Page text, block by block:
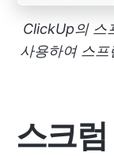
ClickUp의 스
사용하여 스
스크